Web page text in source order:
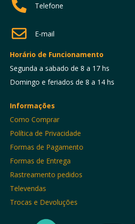
Telefone
E-mail
Horário de Funcionamento
Segunda a sabado de 8 a 17 hs
Domingo e feriados de 8 a 14 hs
Informações
Como Comprar
Política de Privacidade
Formas de Pagamento
Formas de Entrega
Rastreamento pedidos
Televendas
Trocas e Devoluções